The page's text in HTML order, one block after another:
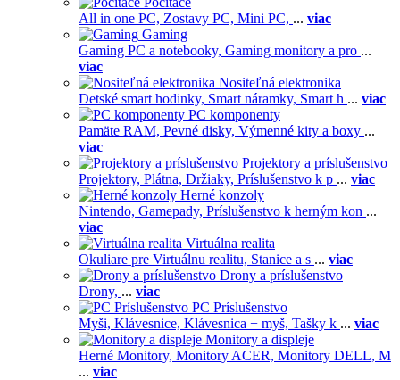
All in one PC, Zostavy PC, Mini PC, ... viac
Gaming
Gaming PC a notebooky, Gaming monitory a pro ...
viac
Nositeľná elektronika
Detské smart hodinky, Smart náramky, Smart h ... viac
PC komponenty
Pamäte RAM, Pevné disky, Výmenné kity a boxy ...
viac
Projektory a príslušenstvo
Projektory, Plátna, Držiaky, Príslušenstvo k p ... viac
Herné konzoly
Nintendo, Gamepady, Príslušenstvo k herným kon ...
viac
Virtuálna realita
Okuliare pre Virtuálnu realitu, Stanice a s ... viac
Drony a príslušenstvo
Drony, ... viac
PC Príslušenstvo
Myši, Klávesnice, Klávesnica + myš, Tašky k ... viac
Monitory a displeje
Herné Monitory, Monitory ACER, Monitory DELL, M
... viac